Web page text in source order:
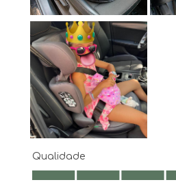
Qualidade
Qualidade, 4.0 em 5